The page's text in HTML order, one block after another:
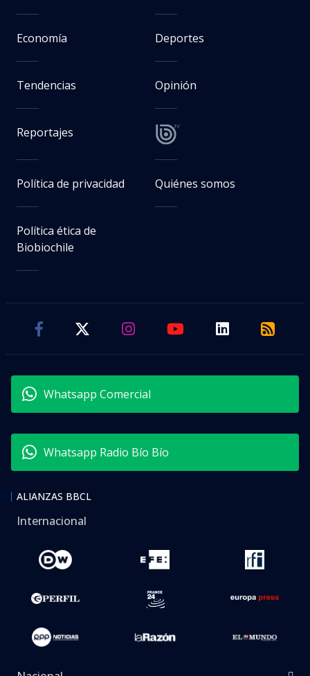
Economía Deportes
Tendencias Opinión
Reportajes
Política de privacidad Quiénes somos
Política ética de
Biobiochile
Whatsapp Comercial
Whatsapp Radio Bío Bío
ALIANZAS BBCL
Internacional